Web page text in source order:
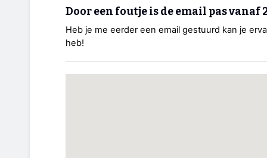
Door een foutje is de email pas vanaf
Heb je me eerder een email gestuurd kan je
heb!